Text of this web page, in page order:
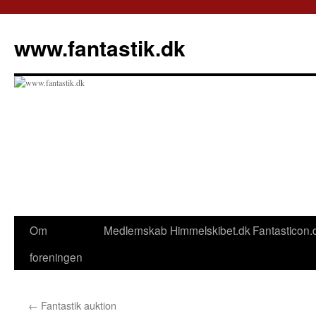
indhold
www.fantastik.dk
Om
foreningen
Medlemskab Himmelskibet.dk
← Fantastik auktion